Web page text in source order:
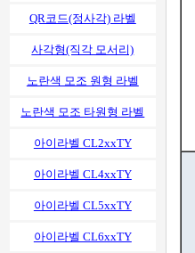
QR코드(정사각) 라벨
사각형(직각 모서리)
노란색 모조 원형 라벨
노란색 모조 타원형 라벨
아이라벨 CL2xxTY
아이라벨 CL4xxTY
아이라벨 CL5xxTY
아이라벨 CL6xxTY